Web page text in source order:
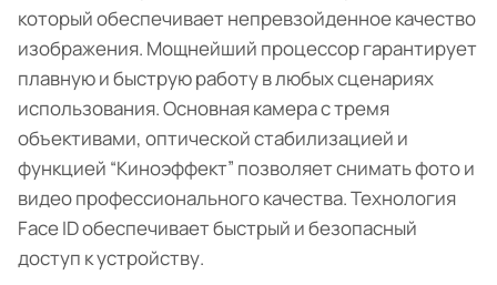
который обеспечивает непревзойденное качество
изображения. Мощнейший процессор гарантирует
плавную и быструю работу в любых сценариях
использования. Основная камера с тремя
объективами, оптической стабилизацией и
функцией “Киноэффект” позволяет снимать фото и
видео профессионального качества. Технология
Face ID обеспечивает быстрый и безопасный
доступ к устройству.